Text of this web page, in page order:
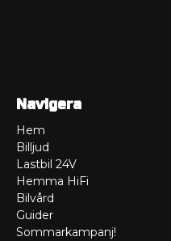
Navigera
Hem
Billjud
Lastbil 24V
Hemma HiFi
Bilvård
Guider
Sommarkampanj!